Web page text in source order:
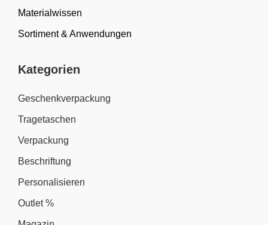
Materialwissen
Sortiment & Anwendungen
Kategorien
Geschenkverpackung
Tragetaschen
Verpackung
Beschriftung
Personalisieren
Outlet %